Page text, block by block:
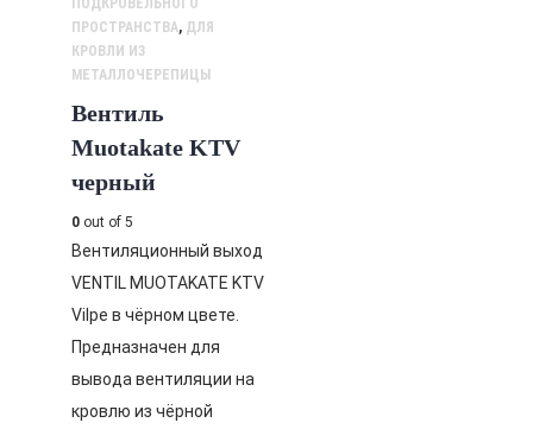
ПОДКРОВЕЛЬНОГО
ПРОСТРАНСТВА, ДЛЯ
КРОВЛИ ИЗ
МЕТАЛЛОЧЕРЕПИЦЫ
Вентиль
Muotakate KTV
черный
0 out of 5
Вентиляционный выход
VENTIL MUOTAKATE KTV
Vilpe в чёрном цвете.
Предназначен для
вывода вентиляции на
кровлю из чёрной